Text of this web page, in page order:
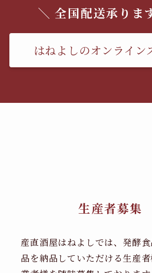
＼ 全国配送承りま
はねよしのオンライン
生産者募集
産直酒屋はねよしでは、発酵
品を納品していただける生産